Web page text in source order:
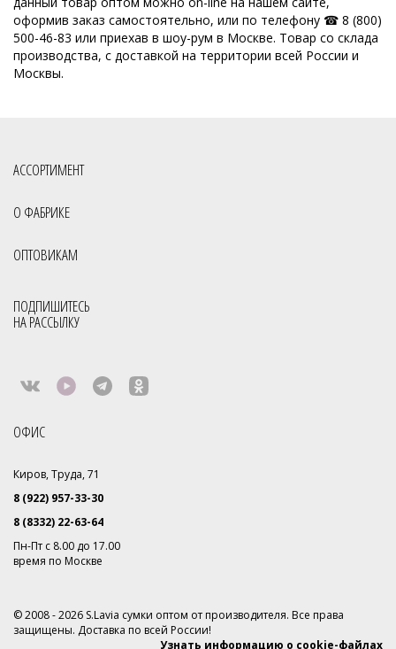
Производство кожгалантереи Производитель женских сумок
Производитель сумок Российская фабрика сумок оптом
Фабрика сумок
Сумки из ткани CANVAS
оформив заказ самостоятельно, или по телефону ☎ 8 (800)
500-46-83 или приехав в шоу-рум в Москве. Товар со склада
производства, с доставкой на территории всей России и
Москвы.
АССОРТИМЕНТ
О ФАБРИКЕ
ОПТОВИКАМ
ПОДПИШИТЕСЬ
НА РАССЫЛКУ
ОФИС
Киров, Труда, 71
8 (922) 957-33-30
8 (8332) 22-63-64
Пн-Пт с 8.00 до 17.00
время по Москве
© 2008 - 2026 S.Lavia сумки оптом от производителя. Все права
защищены. Доставка по всей России!
Узнать информацию о cookie-файлах